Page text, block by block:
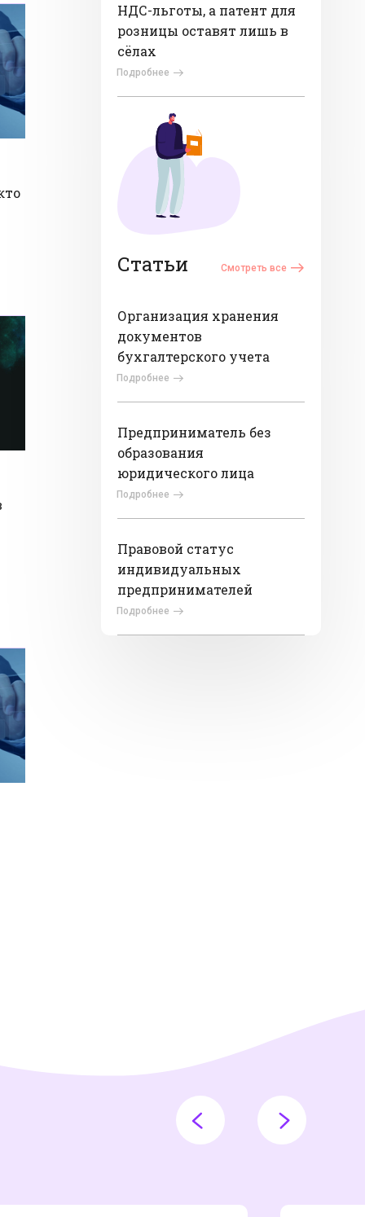
НДС-льготы, а патент для
розницы оставят лишь в
сёлах
Подробнее
Статьи Смотреть все
Организация хранения
документов
бухгалтерского учета
Подробнее
Предприниматель без
образования
юридического лица
Подробнее
Правовой статус
индивидуальных
предпринимателей
Подробнее